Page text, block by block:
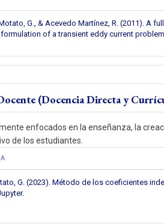
G., & Acevedo Martínez, R. (2011). A
formulation of a transient eddy current
(Docencia Directa y
enfocados en la enseñanza, la
de los estudiantes.
G. (2023). Método de los coeficientes